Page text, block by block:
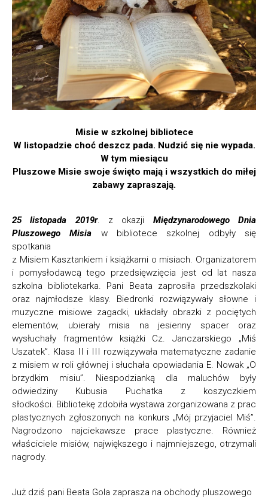
Misie w szkolnej bibliotece
W listopadzie choć deszcz pada. Nudzić się nie wypada.
W tym miesiącu
Pluszowe Misie swoje święto mają i wszystkich do miłej
zabawy zapraszają.
25 listopada 2019r. z okazji Międzynarodowego Dnia
Pluszowego Misia
w bibliotece szkolnej odbyły się
spotkania
z Misiem Kasztankiem i książkami o misiach. Organizatorem
i pomysłodawcą tego przedsięwzięcia jest od lat nasza
szkolna bibliotekarka. Pani Beata zaprosiła przedszkolaki
oraz najmłodsze klasy. Biedronki rozwiązywały słowne i
muzyczne misiowe zagadki, układały obrazki z pociętych
elementów, ubierały misia na jesienny spacer oraz
wysłuchały fragmentów książki Cz. Janczarskiego „Miś
Uszatek”. Klasa II i III rozwiązywała matematyczne zadanie
z misiem w roli głównej i słuchała opowiadania E. Nowak „O
brzydkim misiu”. Niespodzianką dla maluchów były
odwiedziny Kubusia Puchatka z koszyczkiem
słodkości. Bibliotekę zdobiła wystawa zorganizowana z prac
plastycznych zgłoszonych na konkurs „Mój przyjaciel Miś”.
Nagrodzono najciekawsze prace plastyczne. Również
właściciele misiów, największego i najmniejszego, otrzymali
nagrody.
Już dziś pani Beata Gola zaprasza na obchody pluszowego